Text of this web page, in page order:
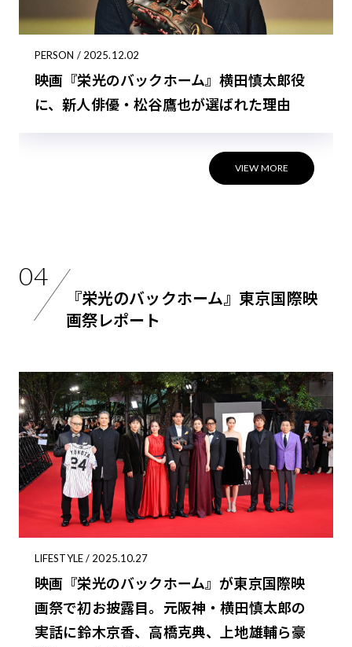
PERSON / 2025.12.02
映画『栄光のバックホーム』横田慎太郎役
に、新人俳優・松谷鷹也が選ばれた理由
VIEW MORE
04
『栄光のバックホーム』東京国際映
画祭レポート
LIFESTYLE / 2025.10.27
映画『栄光のバックホーム』が東京国際映
画祭で初お披露目。元阪神・横田慎太郎の
実話に鈴木京香、高橋克典、上地雄輔ら豪